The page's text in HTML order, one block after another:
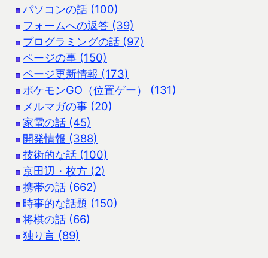
パソコンの話 (100)
フォームへの返答 (39)
プログラミングの話 (97)
ページの事 (150)
ページ更新情報 (173)
ポケモンGO（位置ゲー） (131)
メルマガの事 (20)
家電の話 (45)
開発情報 (388)
技術的な話 (100)
京田辺・枚方 (2)
携帯の話 (662)
時事的な話題 (150)
将棋の話 (66)
独り言 (89)